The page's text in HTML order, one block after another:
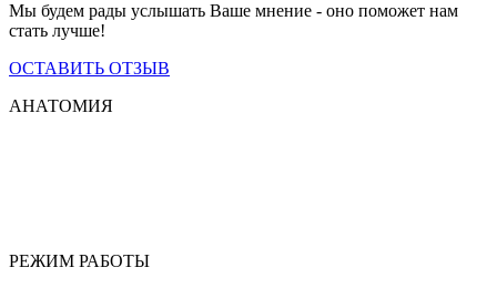
Мы будем рады услышать Ваше мнение - оно поможет нам
стать лучше!
ОСТАВИТЬ ОТЗЫВ
АНАТОМИЯ
РЕЖИМ РАБОТЫ